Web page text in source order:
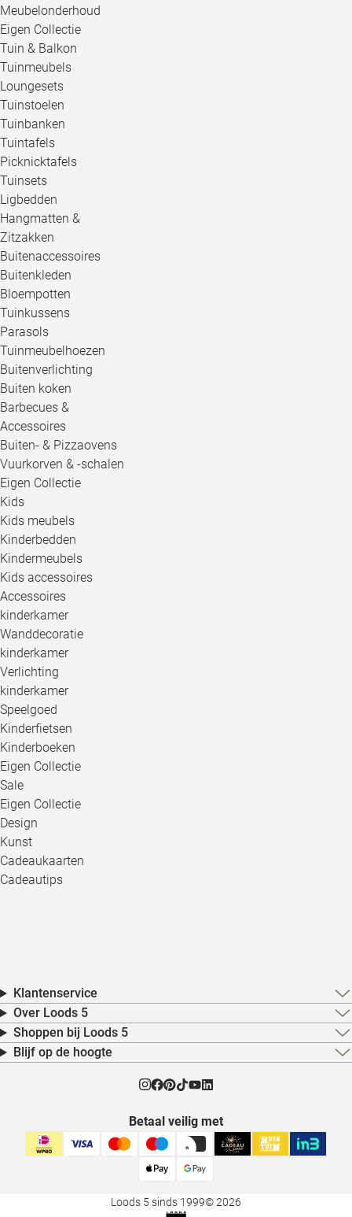
Meubelonderhoud
Eigen Collectie
Tuin & Balkon
Tuinmeubels
Loungesets
Tuinstoelen
Tuinbanken
Tuintafels
Picknicktafels
Tuinsets
Ligbedden
Hangmatten &
Zitzakken
Buitenaccessoires
Buitenkleden
Bloempotten
Tuinkussens
Parasols
Tuinmeubelhoezen
Buitenverlichting
Buiten koken
Barbecues &
Accessoires
Buiten- & Pizzaovens
Vuurkorven & -schalen
Eigen Collectie
Kids
Kids meubels
Kinderbedden
Kindermeubels
Kids accessoires
Accessoires
kinderkamer
Wanddecoratie
kinderkamer
Verlichting
kinderkamer
Speelgoed
Kinderfietsen
Kinderboeken
Eigen Collectie
Sale
Eigen Collectie
Design
Kunst
Cadeaukaarten
Cadeautips
Klantenservice
Over Loods 5
Shoppen bij Loods 5
Blijf op de hoogte
Betaal veilig met
Loods 5 sinds 1999© 2026